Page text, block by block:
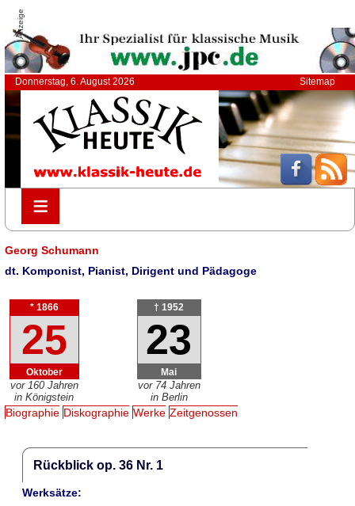
Anzeige
Donnerstag, 6. August 2026 Sitemap
≡
≡
Georg Schumann
dt. Komponist, Pianist, Dirigent und Pädagoge
* 1866
25
Oktober
vor 160 Jahren
in Königstein
† 1952
23
Mai
vor 74 Jahren
in Berlin
Biographie Diskographie Werke Zeitgenossen
Rückblick op. 36 Nr. 1
Werksätze: